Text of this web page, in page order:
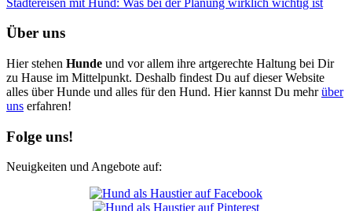
Über uns
Hier stehen Hunde und vor allem ihre artgerechte Haltung bei Dir
zu Hause im Mittelpunkt. Deshalb findest Du auf dieser Website
alles über Hunde und alles für den Hund. Hier kannst Du mehrüber
uns erfahren!
Folge uns!
Neuigkeiten und Angebote auf: